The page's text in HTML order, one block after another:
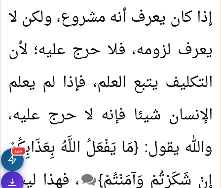
جديد
إذا كان يعرف أنه مشروع، ولكن لا
يعرف لزومه، فلا حرج عليه؛ لأن
التكليف يتبع العلم، فإذا لم يعلم
الإنسان شيئا فإنه لا حرج عليه،
والله يقول: {مَا يَفْعَلُ اللَّهُ بِعَذَابِكُمْ
إِنْ شَكَرْتُمْ وَآمَنْتُمْ}
، فهذا ليس
1.